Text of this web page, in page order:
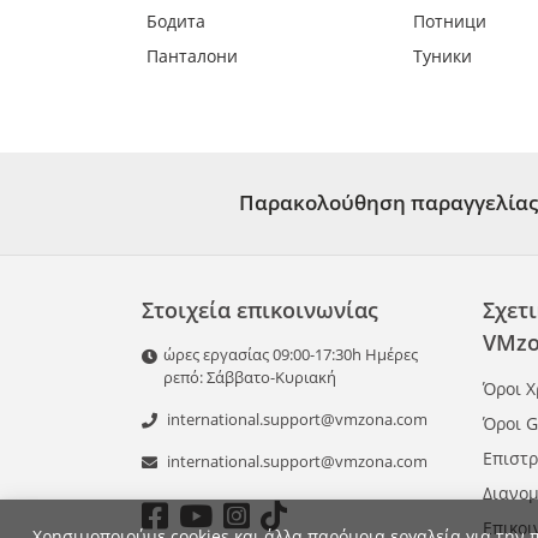
Бодита
Потници
Панталони
Туники
Παρακολούθηση παραγγελίας
Στοιχεία επικοινωνίας
ώρες εργασίας 09:00-17:30h Ημέρες
ρεπό: Σάββατο-Κυριακή
international.support@vmzona.com
international.support@vmzona.com
Όροι
Όροι